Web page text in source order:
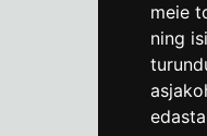
meie
ning
E-R kell